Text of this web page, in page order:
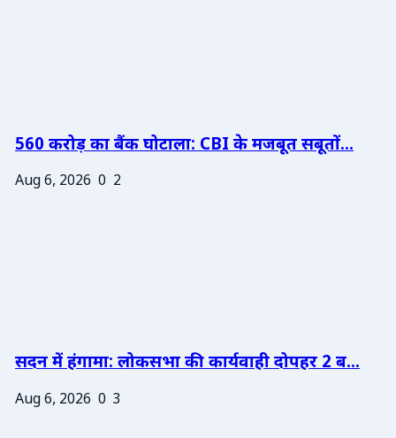
560 करोड़ का बैंक घोटाला: CBI के मजबूत सबूतों...
Aug 6, 2026 0 2
सदन में हंगामा: लोकसभा की कार्यवाही दोपहर 2 ब...
Aug 6, 2026 0 3